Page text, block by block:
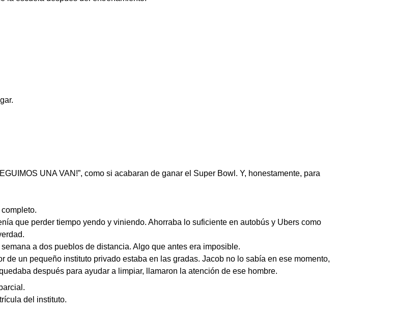
UNA VAN!”, como si acabaran de ganar el Super Bowl. Y, honestamente, para
que perder tiempo yendo y viniendo. Ahorraba lo suficiente en autobús y Ubers como
a dos pueblos de distancia. Algo que antes era imposible.
de un pequeño instituto privado estaba en las gradas. Jacob no lo sabía en ese momento,
después para ayudar a limpiar, llamaron la atención de ese hombre.
del instituto.